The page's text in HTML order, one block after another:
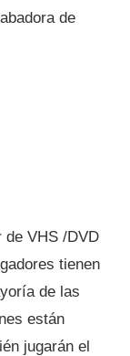
de
de VHS /DVD
tienen
de las
están
jugarán el